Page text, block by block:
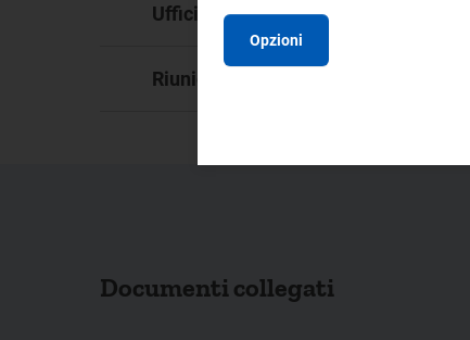
Ufficio responsabile:
Riunione:
Documenti collegati
Opzioni